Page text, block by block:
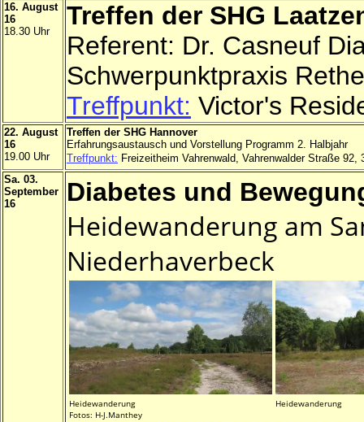
16. August
16
18.30 Uhr
Treffen der SHG
Referent: Dr. Casneuf
Schwerpunktpraxis
Treffpunkt: Victor's
22. August
16
19.00 Uhr
Treffen der SHG Hannover
Erfahrungsaustausch und Vorstellung Programm 2. Halbjahr
Treffpunkt: Freizeitheim Vahrenwald, Vahrenwalder Straße 92,
Sa. 03.
September
16
Diabetes und
Heidewanderung am
Niederhaverbeck
Heidewanderung
Fotos: H-J.Manthey
Heidewanderung